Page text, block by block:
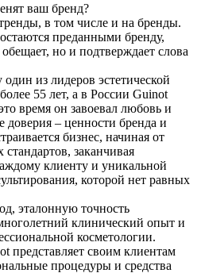
ваш бренд?
в том числе и на бренды.
преданными бренду,
но и подтверждает слова
из лидеров эстетической
55 лет, а в России Guinot
время он завоевал любовь и
доверия – ценности бренда и
бизнес, начиная от
заканчивая
клиенту и уникальной
которой нет равных
эталонную точность
клинический опыт и
косметологии.
представляет своим клиентам
процедуры и средства